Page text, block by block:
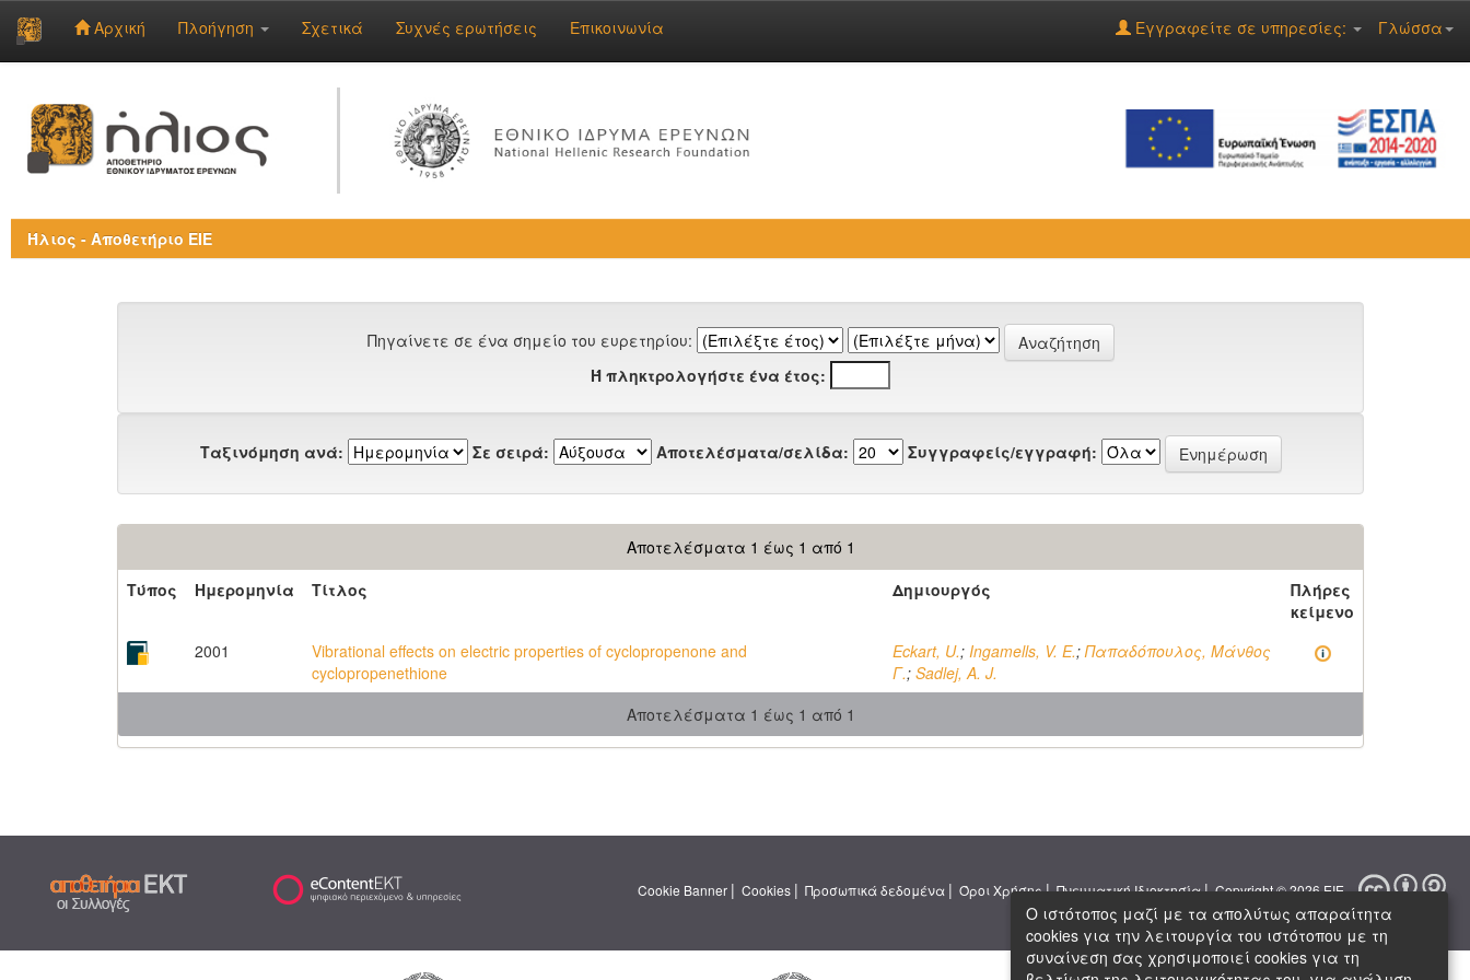
navigation
Αρχική Πλοήγηση Σχετικά Συχνές ερωτήσεις Επικοινωνία Γλώσσα
Εγγραφείτε σε υπηρεσίες:
Ήλιος - Αποθετήριο ΕΙΕ
Πηγαίνετε σε ένα σημείο του ευρετηρίου:
Ή πληκτρολογήστε ένα έτος:
Ταξινόμηση ανά: Σε σειρά: Αποτελέσματα/σελίδα: Συγγραφείς/εγγραφή:
Αποτελέσματα 1 έως 1 από 1
Τύπος
Ημερομηνία Τίτλος Δημιουργός
Πλήρες
κείμενο
2001
Vibrational effects on electric properties of cyclopropenone and
cyclopropenethione
Eckart, U.; Ingamells, V. E.;Παπαδόπουλος, Μάνθος
Γ.; Sadlej, A. J.
Αποτελέσματα 1 έως 1 από 1
Cookie Banner | Cookies | Προσωπικά δεδομένα | Όροι Χρήσης| Πνευματική Ιδιοκτησία| Copyright © 2026 ΕΙΕ
Ο ιστότοπος μαζί με τα απολύτως απαραίτητα
cookies για την λειτουργία του ιστότοπου με τη
συναίνεση σας χρησιμοποιεί cookies για τη